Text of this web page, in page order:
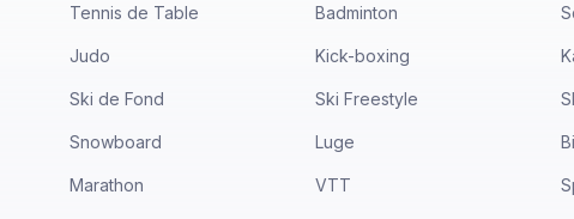
Tennis de Table Badminton
Judo Kick-boxing
Ski de Fond Ski Freestyle
Snowboard Luge
Marathon VTT